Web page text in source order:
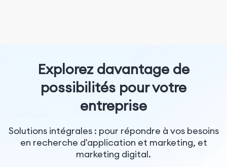
Explorez davantage de
possibilités pour votre
entreprise
Solutions intégrales : pour répondre à vos besoins
en recherche d'application et marketing, et
marketing digital.